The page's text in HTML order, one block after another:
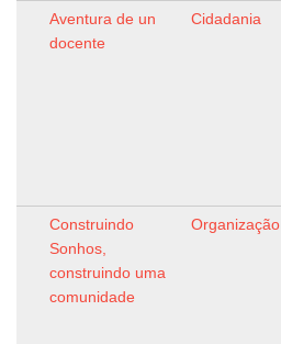
Aventura de un
docente
Cidadania
Construindo
Sonhos,
construindo uma
comunidade
Organização